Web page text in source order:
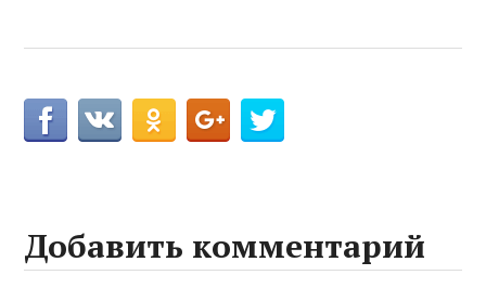
Добавить комментарий